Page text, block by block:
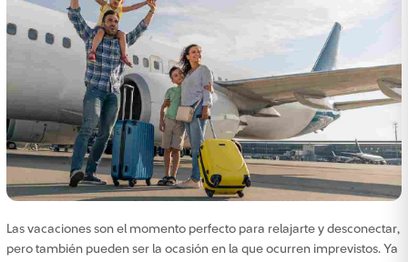
Las vacaciones son el momento perfecto para relajarte y desconectar,
pero también pueden ser la ocasión en la que ocurren imprevistos. Ya